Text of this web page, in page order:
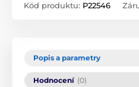
Kód produktu: P22546
Popis a parametry
Hodnocení (0)